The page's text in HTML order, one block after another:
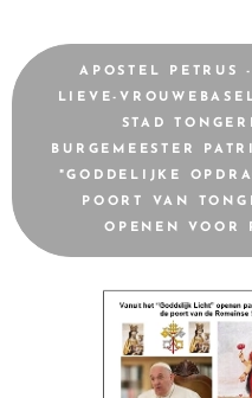
APOSTEL PETRUS
LIEVE-
STAD
BURGEMEESTER
"GODDELIJKE
POORT VAN
OPENEN VOOR